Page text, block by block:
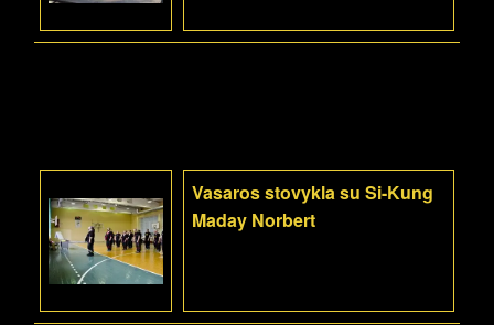
Vasaros stovykla su Si-Kung
Maday Norbert